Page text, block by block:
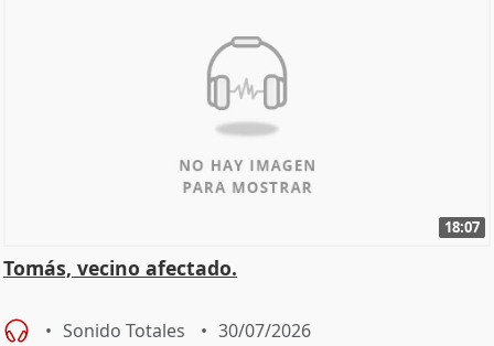
18:07
Tomás, vecino afectado.
Sonido Totales 30/07/2026